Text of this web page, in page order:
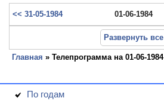
<< 31-05-1984 01-06-1984
Развернуть все
Главная » Телепрограмма на 01-06-1984
По годам